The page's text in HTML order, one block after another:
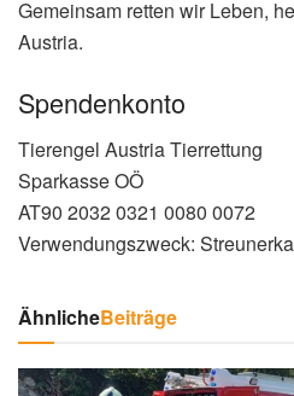
Gemeinsam retten wir Leben,
Austria.
Spendenkonto
Tierengel Austria Tierrettung
Sparkasse OÖ
AT90 2032 0321 0080 0072
Verwendungszweck:
ÄhnlicheBeiträge